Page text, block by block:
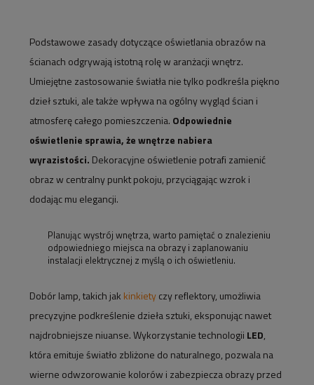
Podstawowe zasady dotyczące oświetlania obrazów na
ścianach odgrywają istotną rolę w aranżacji wnętrz.
Umiejętne zastosowanie światła nie tylko podkreśla piękno
dzieł sztuki, ale także wpływa na ogólny wygląd ścian i
atmosferę całego pomieszczenia. Odpowiednie
oświetlenie sprawia, że wnętrze nabiera
wyrazistości. Dekoracyjne oświetlenie potrafi zamienić
obraz w centralny punkt pokoju, przyciągając wzrok i
dodając mu elegancji.
Planując wystrój wnętrza, warto pamiętać o znalezieniu
odpowiedniego miejsca na obrazy i zaplanowaniu
instalacji elektrycznej z myślą o ich oświetleniu.
Dobór lamp, takich jak kinkietyczy reflektory, umożliwia
precyzyjne podkreślenie dzieła sztuki, eksponując nawet
najdrobniejsze niuanse. Wykorzystanie technologii LED,
która emituje światło zbliżone do naturalnego, pozwala na
wierne odwzorowanie kolorów i zabezpiecza obrazy przed